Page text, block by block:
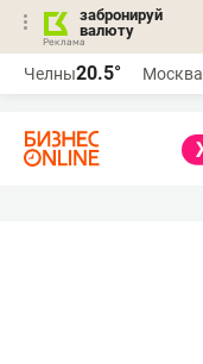
забронируй
валюту
Челны20.5° Москва